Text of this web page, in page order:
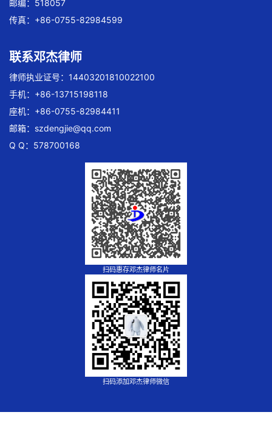
邮编：518057
传真：+86-0755-82984599
联系邓杰律师
律师执业证号：14403201810022100
手机：+86-13715198118
座机：+86-0755-82984411
邮箱： szdengjie@qq.com
Q Q：578700168
扫码惠存邓杰律师名片
扫码添加邓杰律师微信